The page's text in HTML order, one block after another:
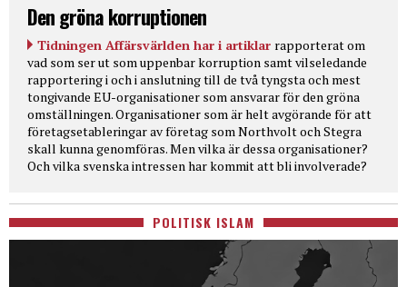
Den gröna korruptionen
Tidningen Affärsvärlden har i artiklar rapporterat om
vad som ser ut som uppenbar korruption samt vilseledande
rapportering i och i anslutning till de två tyngsta och mest
tongivande EU-organisationer som ansvarar för den gröna
omställningen. Organisationer som är helt avgörande för att
företagsetableringar av företag som Northvolt och Stegra
skall kunna genomföras. Men vilka är dessa organisationer?
Och vilka svenska intressen har kommit att bli involverade?
POLITISK ISLAM